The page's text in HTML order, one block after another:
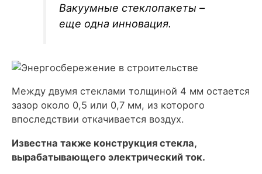
Вакуумные стеклопакеты –
еще одна инновация.
Между двумя стеклами толщиной 4 мм остается
зазор около 0,5 или 0,7 мм, из которого
впоследствии откачивается воздух.
Известна также конструкция стекла,
вырабатывающего электрический ток.